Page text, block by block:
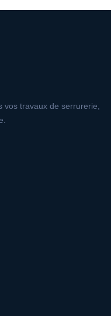
travaux de serrurerie,